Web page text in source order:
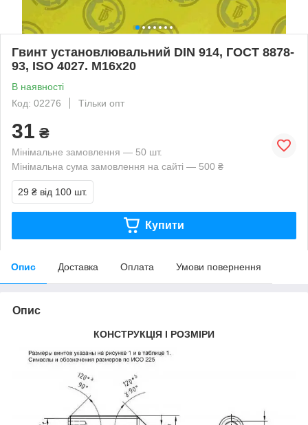
Гвинт установлювальний DIN 914, ГОСТ 8878-
93, ISO 4027. М16х20
В наявності
Код: 02276
Тільки опт
31 ₴
Мінімальне замовлення — 50 шт.
Мінімальна сума замовлення на сайті — 500 ₴
29 ₴ від 100 шт.
Купити
Опис Доставка Оплата Умови повернення
Опис
КОНСТРУКЦІЯ І РОЗМІРИ